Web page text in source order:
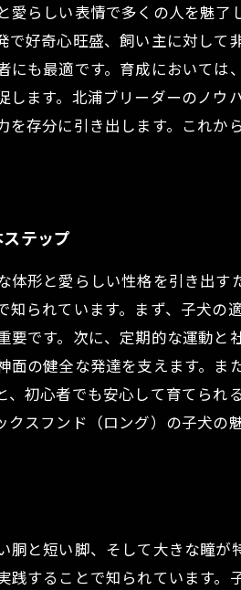
らしい表情で多くの人を魅
好奇心旺盛、飼い主に対して
も最適です。育成において
ます。北浦ブリーダーのノ
存分に引き出します。これか
テップ
形と愛らしい性格を引き出
られています。まず、子犬の
です。次に、定期的な運動
の健全な発達を支えます。
初心者でも安心して育てら
スフンド（ロング）の子犬の
と短い脚、そして大きな瞳が
することで知られています。